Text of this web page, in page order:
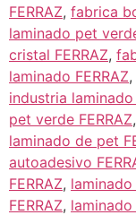
FERRAZ, fabrica
laminado pet
cristal FERRAZ,
laminado FERRAZ,
industria laminado
pet verde FERRAZ,
laminado de pet
autoadesivo
FERRAZ, laminado
FERRAZ,